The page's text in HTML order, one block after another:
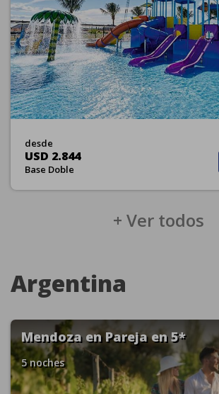
desde
USD 2.844
Base Doble
+ Ver todos
Argentina
Mendoza en Pareja en 5*
5 noches